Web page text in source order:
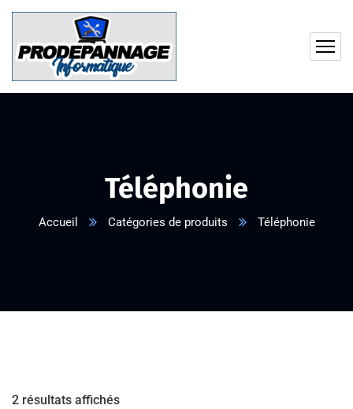
Téléphonie
Accueil Catégories de produits Téléphonie
2 résultats affichés